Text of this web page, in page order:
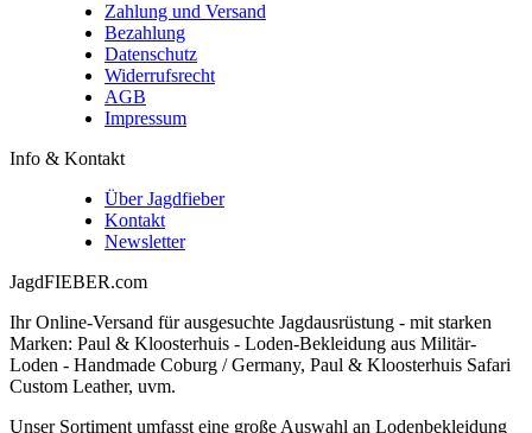
Zahlung und Versand
Bezahlung
Datenschutz
Widerrufsrecht
AGB
Impressum
Info & Kontakt
Über Jagdfieber
Kontakt
Newsletter
JagdFIEBER.com
Ihr Online-Versand für ausgesuchte Jagdausrüstung - mit starken
Marken: Paul & Kloosterhuis - Loden-Bekleidung aus Militär-
Loden - Handmade Coburg / Germany, Paul & Kloosterhuis Safari
Custom Leather, uvm.
Unser Sortiment umfasst eine große Auswahl an Lodenbekleidung